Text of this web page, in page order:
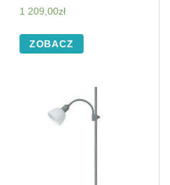
1 209,00zł
ZOBACZ